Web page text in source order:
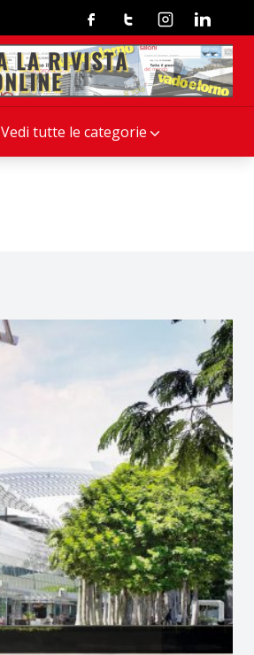
Vedi tutte le categorie
FacebookTwitterInstagramLinkedin